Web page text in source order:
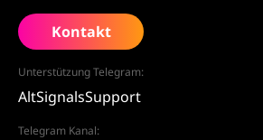
Kontakt
Unterstützung Telegram:
AltSignalsSupport
Telegram Kanal: